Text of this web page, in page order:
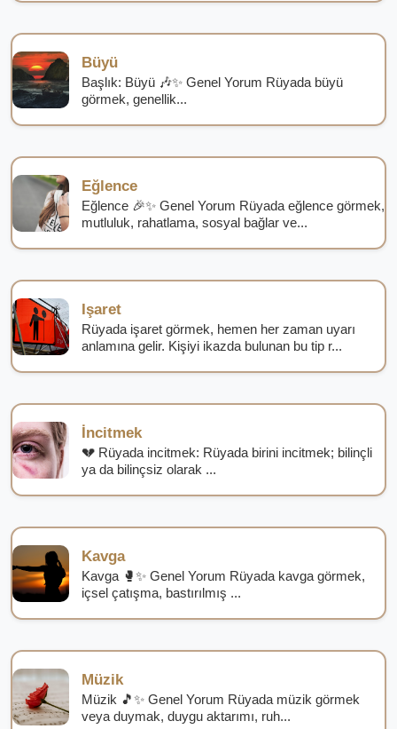
Büyü
Başlık: Büyü 🎶✨ Genel Yorum Rüyada büyü
görmek, genellik...
Eğlence
Eğlence 🎉✨ Genel Yorum Rüyada eğlence görmek,
mutluluk, rahatlama, sosyal bağlar ve...
Işaret
Rüyada işaret görmek, hemen her zaman uyarı
anlamına gelir. Kişiyi ikazda bulunan bu tip r...
İncitmek
💔 Rüyada incitmek: Rüyada birini incitmek; bilinçli
ya da bilinçsiz olarak ...
Kavga
Kavga 🥊✨ Genel Yorum Rüyada kavga görmek,
içsel çatışma, bastırılmış ...
Müzik
Müzik 🎵✨ Genel Yorum Rüyada müzik görmek
veya duymak, duygu aktarımı, ruh...